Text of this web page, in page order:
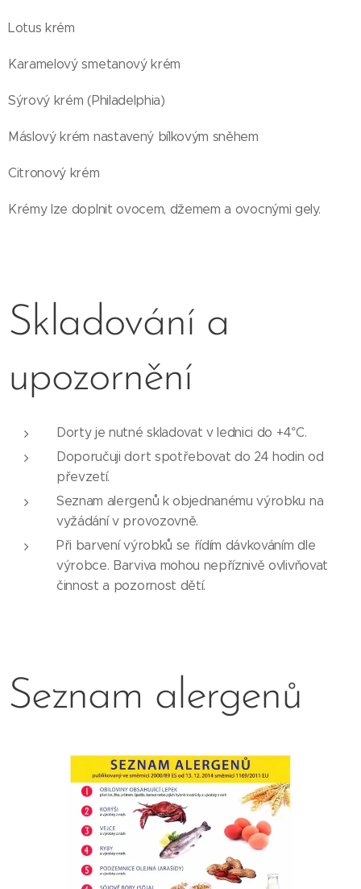
Lotus krém
Karamelový smetanový krém
Sýrový krém (Philadelphia)
Máslový krém nastavený bílkovým sněhem
Citronový krém
Krémy lze doplnit ovocem, džemem a ovocnými gely.
Skladování a
upozornění
Dorty je nutné skladovat v lednici do +4°C.
Doporučuji dort spotřebovat do 24 hodin od
převzetí.
Seznam alergenů k objednanému výrobku na
vyžádání v provozovně.
Při barvení výrobků se řídím dávkováním dle
výrobce. Barviva mohou nepříznivě ovlivňovat
činnost a pozornost dětí.
Seznam alergenů